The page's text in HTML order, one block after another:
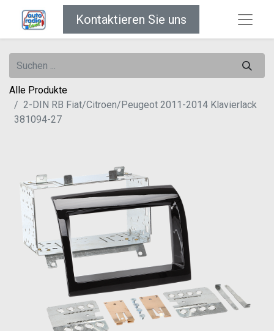
Kontaktieren Sie uns
Alle Produkte
2-DIN RB Fiat/Citroen/Peugeot 2011-2014 Klavierlack
381094-27